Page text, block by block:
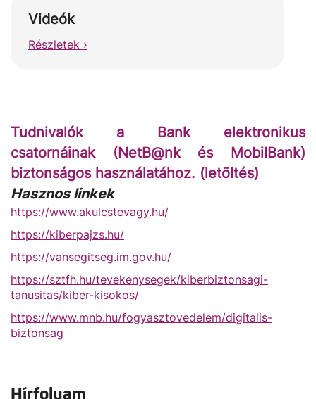
Videók
Részletek ›
Tudnivalók a Bank elektronikus
csatornáinak (NetB@nk és MobilBank)
biztonságos használatához. (letöltés)
Hasznos linkek
https://www.akulcstevagy.hu/
https://kiberpajzs.hu/
https://vansegitseg.im.gov.hu/
https://sztfh.hu/tevekenysegek/kiberbiztonsagi-
tanusitas/kiber-kisokos/
https://www.mnb.hu/fogyasztovedelem/digitalis-
biztonsag
Hírfolyam